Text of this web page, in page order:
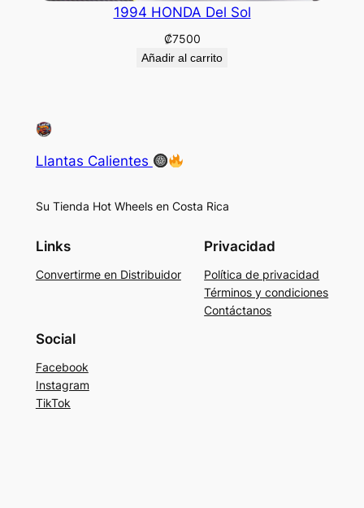
1994 HONDA Del Sol
₡7500
Añadir al carrito
Llantas Calientes
Su Tienda Hot Wheels en Costa Rica
Links
Convertirme en Distribuidor
Privacidad
Política de privacidad
Términos y condiciones
Contáctanos
Social
Facebook
Instagram
TikTok